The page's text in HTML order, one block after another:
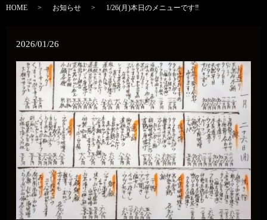
HOME お知らせ 1/26(月)本日のメニューです‼️
2026/01/26